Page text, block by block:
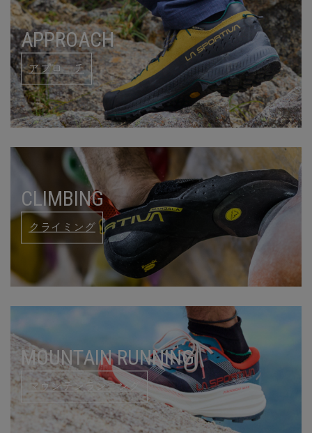
APPROACH
アプローチ
CLIMBING
クライミング
MOUNTAIN RUNNING
マウンテンランニング